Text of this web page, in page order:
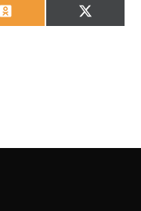
OdnoklassnikiX